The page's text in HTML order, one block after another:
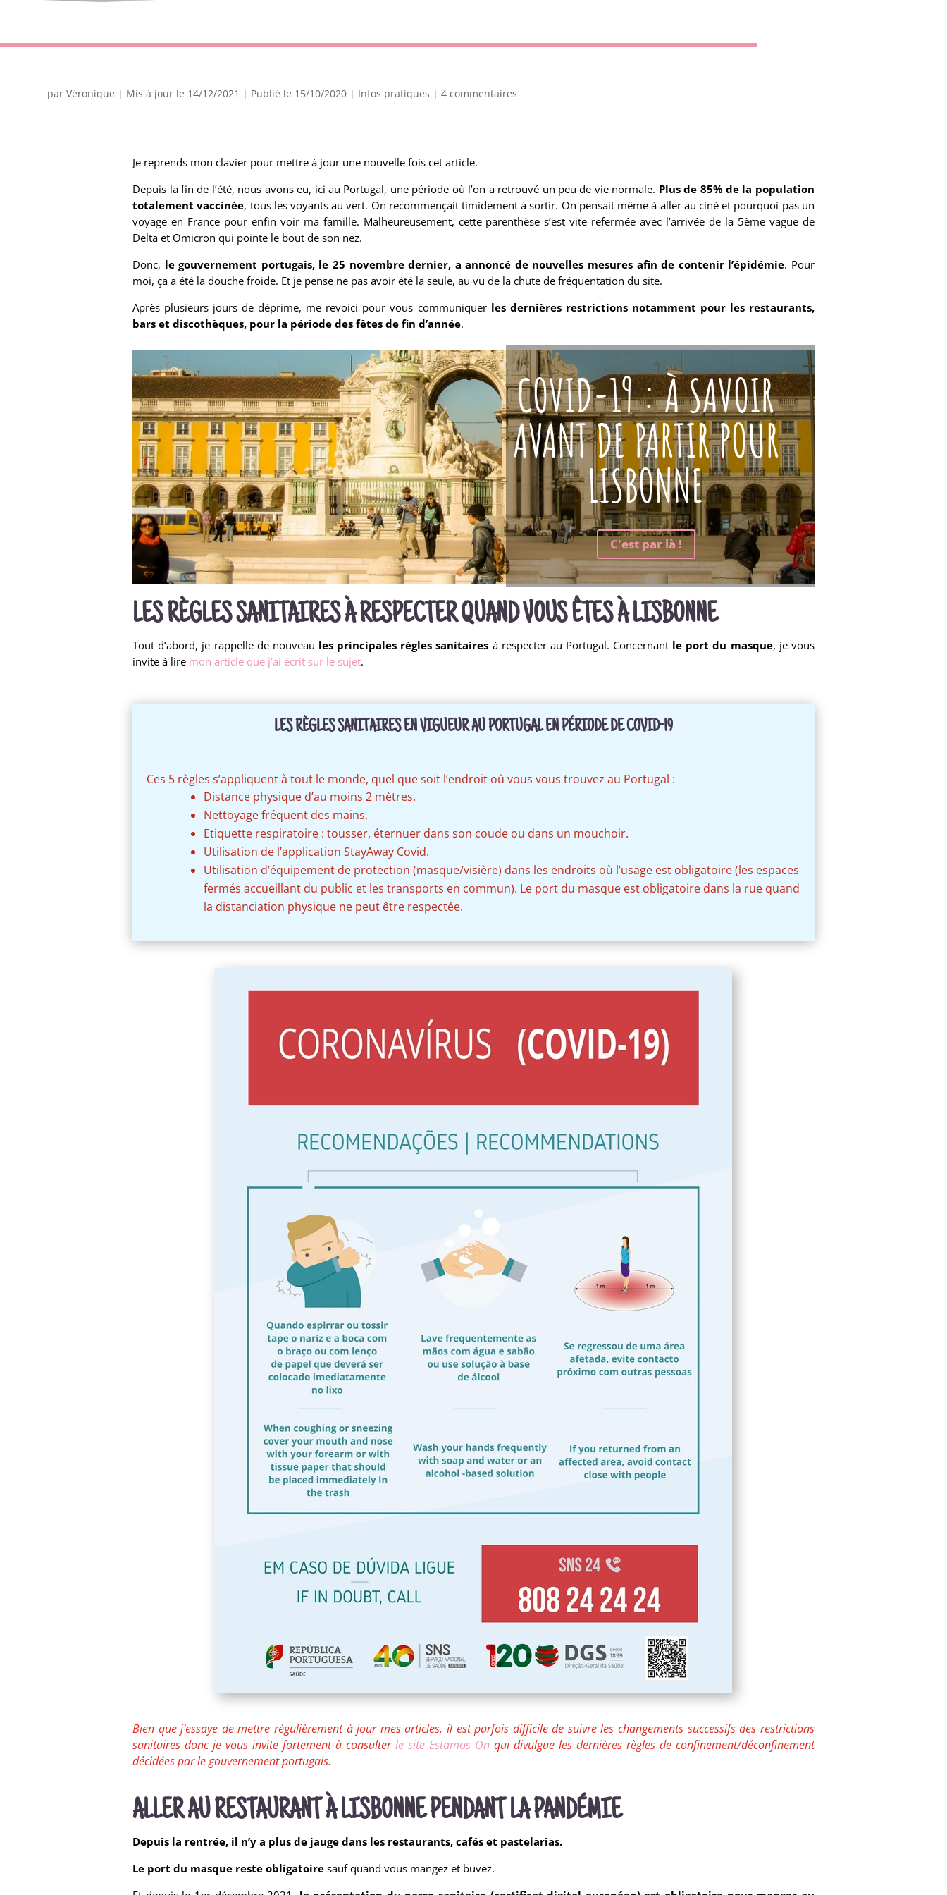
parVéronique | Mis à jour le 14/12/2021 | Publié le 15/10/2020 | Infos pratiques |4 commentaires
Je reprends mon clavier pour mettre à jour une nouvelle fois cet article.
Depuis la fin de l’été, nous avons eu, ici au Portugal, une période où l’on a retrouvé un peu de vie normale. Plus de 85% de la population
totalement vaccinée, tous les voyants au vert. On recommençait timidement à sortir. On pensait même à aller au ciné et pourquoi pas un
voyage en France pour enfin voir ma famille. Malheureusement, cette parenthèse s’est vite refermée avec l’arrivée de la 5ème vague de
Delta et Omicron qui pointe le bout de son nez.
Donc, le gouvernement portugais, le 25 novembre dernier, a annoncé de nouvelles mesures afin de contenir l’épidémie. Pour
moi, ça a été la douche froide. Et je pense ne pas avoir été la seule, au vu de la chute de fréquentation du site.
Après plusieurs jours de déprime, me revoici pour vous communiquer les dernières restrictions notamment pour les restaurants,
bars et discothèques, pour la période des fêtes de fin d’année.
COVID-19 : À SAVOIR
AVANT DE PARTIR POUR
LISBONNE
C'est par là !
LES RÈGLES SANITAIRES À RESPECTER QUAND VOUS ÊTES À LISBONNE
Tout d’abord, je rappelle de nouveau les principales règles sanitaires à respecter au Portugal. Concernant le port du masque, je vous
invite à lire mon article que j’ai écrit sur le sujet.
LES RÈGLES SANITAIRES EN VIGUEUR AU PORTUGAL EN PÉRIODE DE COVID-19
Ces 5 règles s’appliquent à tout le monde, quel que soit l’endroit où vous vous trouvez au Portugal :
Distance physique d’au moins 2 mètres.
Nettoyage fréquent des mains.
Etiquette respiratoire : tousser, éternuer dans son coude ou dans un mouchoir.
Utilisation de l’application StayAway Covid.
Utilisation d’équipement de protection (masque/visière) dans les endroits où l’usage est obligatoire (les espaces
fermés accueillant du public et les transports en commun). Le port du masque est obligatoire dans la rue quand
la distanciation physique ne peut être respectée.
Bien que j’essaye de mettre régulièrement à jour mes articles, il est parfois difficile de suivre les changements successifs des restrictions
sanitaires donc je vous invite fortement à consulterle site Estamos Onqui divulgue les dernières règles de confinement/déconfinement
décidées par le gouvernement portugais.
ALLER AU RESTAURANT À LISBONNE PENDANT LA PANDÉMIE
Depuis la rentrée, il n’y a plus de jauge dans les restaurants, cafés et pastelarias.
Le port du masque reste obligatoire sauf quand vous mangez et buvez.